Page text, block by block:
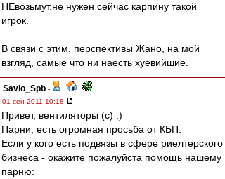
НЕвозьмут.не нужен сейчас карпину такой
игрок.
В связи с этим, перспективы Жано, на мой
взгляд, самые что ни наесть хуевийшие.
Savio_Spb -
01 сен 2011 10:18
Привет, вентиляторы (с) :)
Парни, есть огромная просьба от КБП.
Если у кого есть подвязы в сфере риелтерского
бизнеса - окажите пожалуйста помощь нашему
парню: